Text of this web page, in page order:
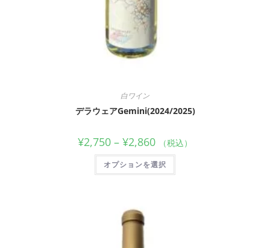
白ワイン
デラウェアGemini(2024/2025)
¥2,750 – ¥2,860 （税込）
オプションを選択